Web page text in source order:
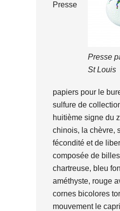
Presse
St Louis
Presse
papiers pour le
sulfure de
huitième signe du
chinois, la chèvre,
fécondité et de
composée de
chartreuse, bleu
améthyste, rouge
cornes bicolores
mouvement le